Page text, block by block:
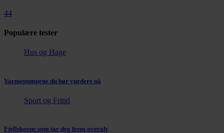
44
Populære tester
Hus og Hage
Varmepumpene du bør vurdere nå
Sport og Fritid
Fjellskoene som tar deg frem overalt